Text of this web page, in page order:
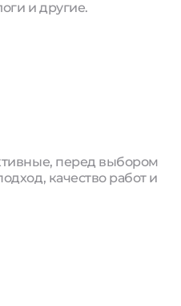
и другие.
перед выбором
качество работ и